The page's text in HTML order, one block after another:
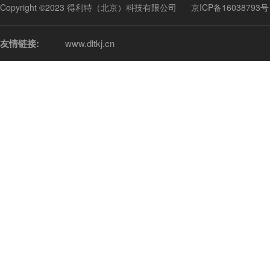
Copyright ©2023 得利特（北京）科技有限公司 京ICP备16038793号
友情链接: www.dltkj.cn